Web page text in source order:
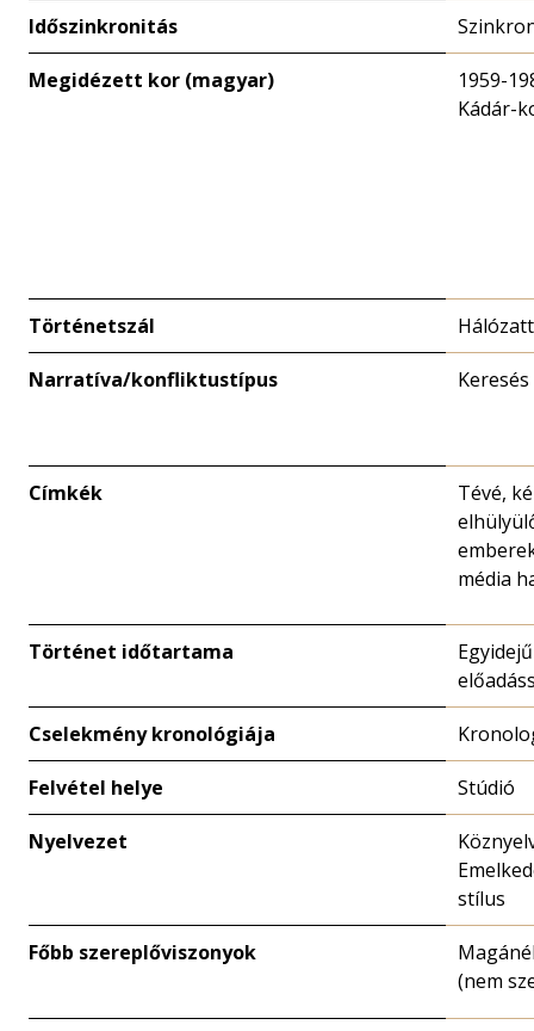
Időszinkronitás
Megidézett kor (magyar)
1959-
Kádár-
Történetszál
Narratíva/konfliktustípus Keresés
Címkék
Tévé,
média
Történet időtartama
Cselekmény kronológiája
Felvétel helye Stúdió
Nyelvezet
stílus
Főbb szereplőviszonyok
(nem